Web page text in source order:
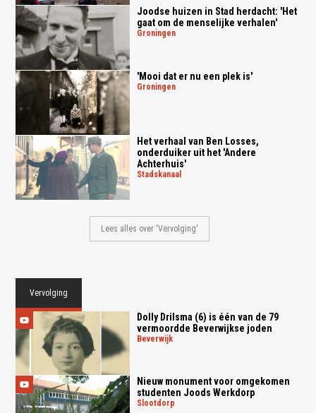
Joodse huizen in Stad herdacht: 'Het
gaat om de menselijke verhalen'
groningen
'Mooi dat er nu een plek is'
groningen
Het verhaal van Ben Losses,
onderduiker uit het 'Andere
Achterhuis'
stadskanaal
Lees alles over 'Vervolging'
Vervolging
Dolly Drilsma (6) is één van de 79
vermoordde Beverwijkse joden
beverwijk
Nieuw monument voor omgekomen
studenten Joods Werkdorp
slootdorp